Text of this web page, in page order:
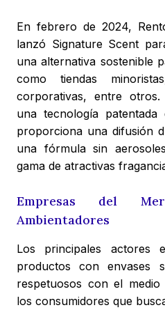
En febrero de 2024,
lanzó Signature Scent
una alternativa sostenible
como tiendas
corporativas, entre
una tecnología
proporciona una difusión
una fórmula sin
gama de atractivas
Empresas del
Ambientadores
Los principales actores
productos con envases
respetuosos con el
los consumidores que